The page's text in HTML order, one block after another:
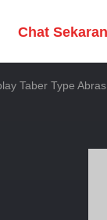
Chat
Taber Type